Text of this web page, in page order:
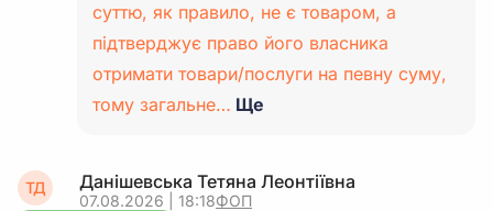
суттю, як правило, не є товаром, а
підтверджує право його власника
отримати товари/послуги на певну суму,
тому загальне… Ще
ТД Данішевська Тетяна Леонтіївна
07.08.2026 | 18:18ФОП